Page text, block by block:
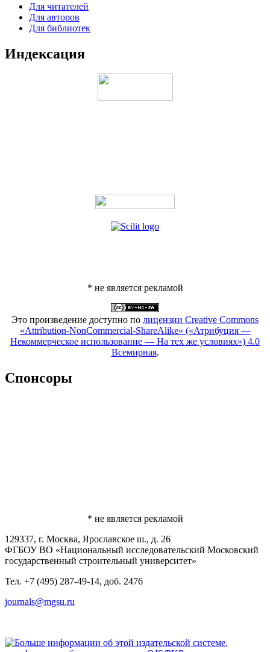
Для читателей
Для авторов
Для библиотек
Индексация
* не является рекламой
Это произведение доступно по лицензии Creative Commons
«Attribution-NonCommercial-ShareAlike» («Атрибуция —
Некоммерческое использование — На тех же условиях») 4.0
Всемирная.
Спонсоры
* не является рекламой
129337, г. Москва, Ярославское ш., д. 26
ФГБОУ ВО «Национальный исследовательский Московский
государственный строительный университет»
Тел. +7 (495) 287-49-14, доб. 2476
journals@mgsu.ru